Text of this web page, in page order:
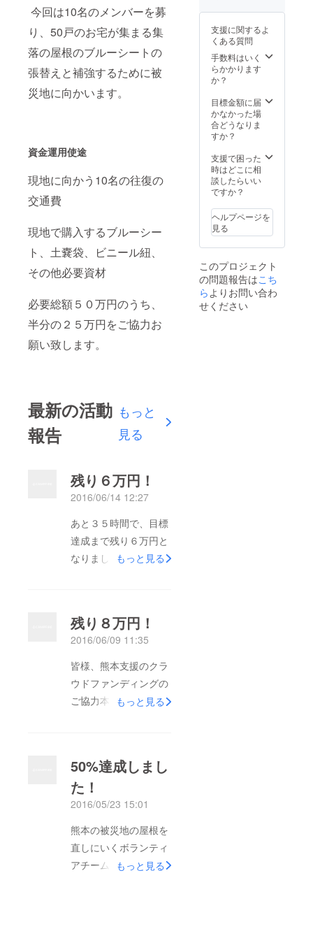
今回は10名のメンバーを募
り、50戸のお宅が集まる集
落の屋根のブルーシートの
張替えと補強するために被
災地に向かいます。
資金運用使途
現地に向かう10名の往復の
交通費
現地で購入するブルーシー
ト、土嚢袋、ビニール紐、
その他必要資材
必要総額５０万円のうち、
半分の２５万円をご協力お
願い致します。
最新の活動
報告
もっと
見る
残り６万円！
2016/06/14 12:27
あと３５時間で、目標
達成まで残り６万円と
なりました！よろしく
もっと見る
残り８万円！
2016/06/09 11:35
皆様、熊本支援のクラ
ウドファンディングの
ご協力本当にありがと
きました。あと一週
間、皆様からのご支援
を被災地の方に還元す
るためにも、なにとぞ
ご協力よろしくお願い
ご協力いただきました
もっと見る
50%達成しまし
た！
2016/05/23 15:01
熊本の被災地の屋根を
直しにいくボランティ
アチームの費用のクラ
もっと見る
りまし
支援に関するよ
くある質問
手数料はいく
らかかります
か？
目標金額に届
かなかった場
合どうなりま
すか？
支援で困った
時はどこに相
談したらいい
ですか？
ヘルプページを
見る
このプロジェクト
の問題報告はこち
ら よりお問い合わ
せください